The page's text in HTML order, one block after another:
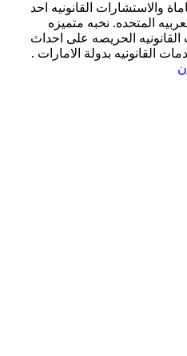
والاستشارات القانونيه احد
المتحده. نخبه متميزه
الحريصه على احداث
القانونيه بدولة الامارات .